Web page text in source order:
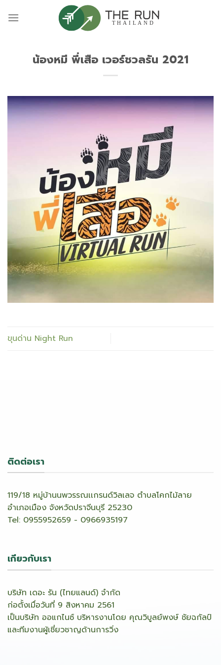
น้องหมี พี่เสือ เวอร์ชวลรัน 2021
ขุนด่าน Night Run
ติดต่อเรา
119/18 หมู่บ้านนพวรรณเเกรนด์วิลเลจ ตำบลโคกไม้ลาย
อำเภอเมือง จังหวัดปราจีนบุรี 25230
Tel: 0955952659 - 0966935197
เกียวกับเรา
บริษัท เดอะ รัน (ไทยแลนด์) จำกัด
ก่อตั้งเมื่อวันที่ 9 สิงหาคม 2561
เป็นบริษัท ออแกไนซ์ บริหารงานโดย คุณวิบูลย์พงษ์ ชัยฉกัลป์
และทีมงานผู้เชี่ยวชาญด้านการวิ่ง